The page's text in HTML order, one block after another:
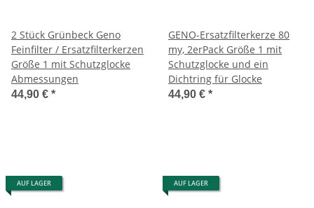
2 Stück Grünbeck Geno
Feinfilter / Ersatzfilterkerzen
Größe 1 mit Schutzglocke
Abmessungen
44,90 € *
GENO-Ersatzfilterkerze 80
my, 2erPack Größe 1 mit
Schutzglocke und ein
Dichtring für Glocke
44,90 € *
AUF LAGER AUF LAGER